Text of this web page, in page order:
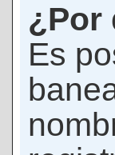
¿Por
Es